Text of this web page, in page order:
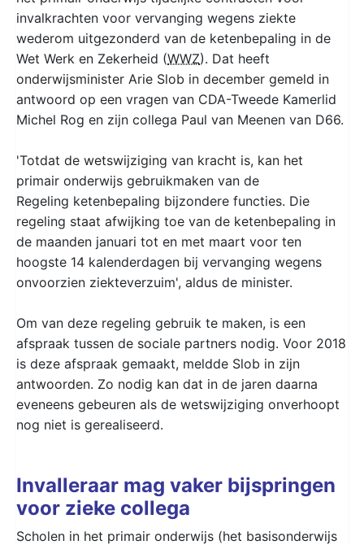
invalkrachten voor vervanging wegens ziekte
wederom uitgezonderd van de ketenbepaling in de
Wet Werk en Zekerheid (WWZ). Dat heeft
onderwijsminister Arie Slob in december gemeld in
antwoord op een vragen van CDA-Tweede Kamerlid
Michel Rog en zijn collega Paul van Meenen van D66.
'Totdat de wetswijziging van kracht is, kan het
primair onderwijs gebruikmaken van de
Regeling ketenbepaling bijzondere functies. Die
regeling staat afwijking toe van de ketenbepaling in
de maanden januari tot en met maart voor ten
hoogste 14 kalenderdagen bij vervanging wegens
onvoorzien ziekteverzuim', aldus de minister.
Om van deze regeling gebruik te maken, is een
afspraak tussen de sociale partners nodig. Voor 2018
is deze afspraak gemaakt, meldde Slob in zijn
antwoorden. Zo nodig kan dat in de jaren daarna
eveneens gebeuren als de wetswijziging onverhoopt
nog niet is gerealiseerd.
Invalleraar mag vaker bijspringen
voor zieke collega
Scholen in het primair onderwijs (het basisonderwijs